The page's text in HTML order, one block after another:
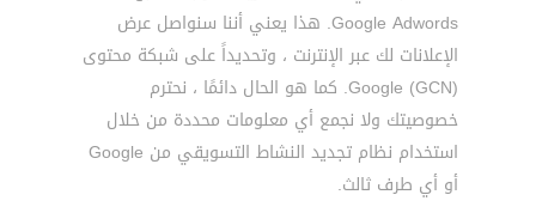
Google Adwords. هذا يعني أننا سنواصل عرض
الإعلانات لك عبر الإنترنت ، وتحديداً على شبكة محتوى
Google (GCN). كما هو الحال دائمًا ، نحترم
خصوصيتك ولا نجمع أي معلومات محددة من خلال
استخدام نظام تجديد النشاط التسويقي من Google
أو أي طرف ثالث.